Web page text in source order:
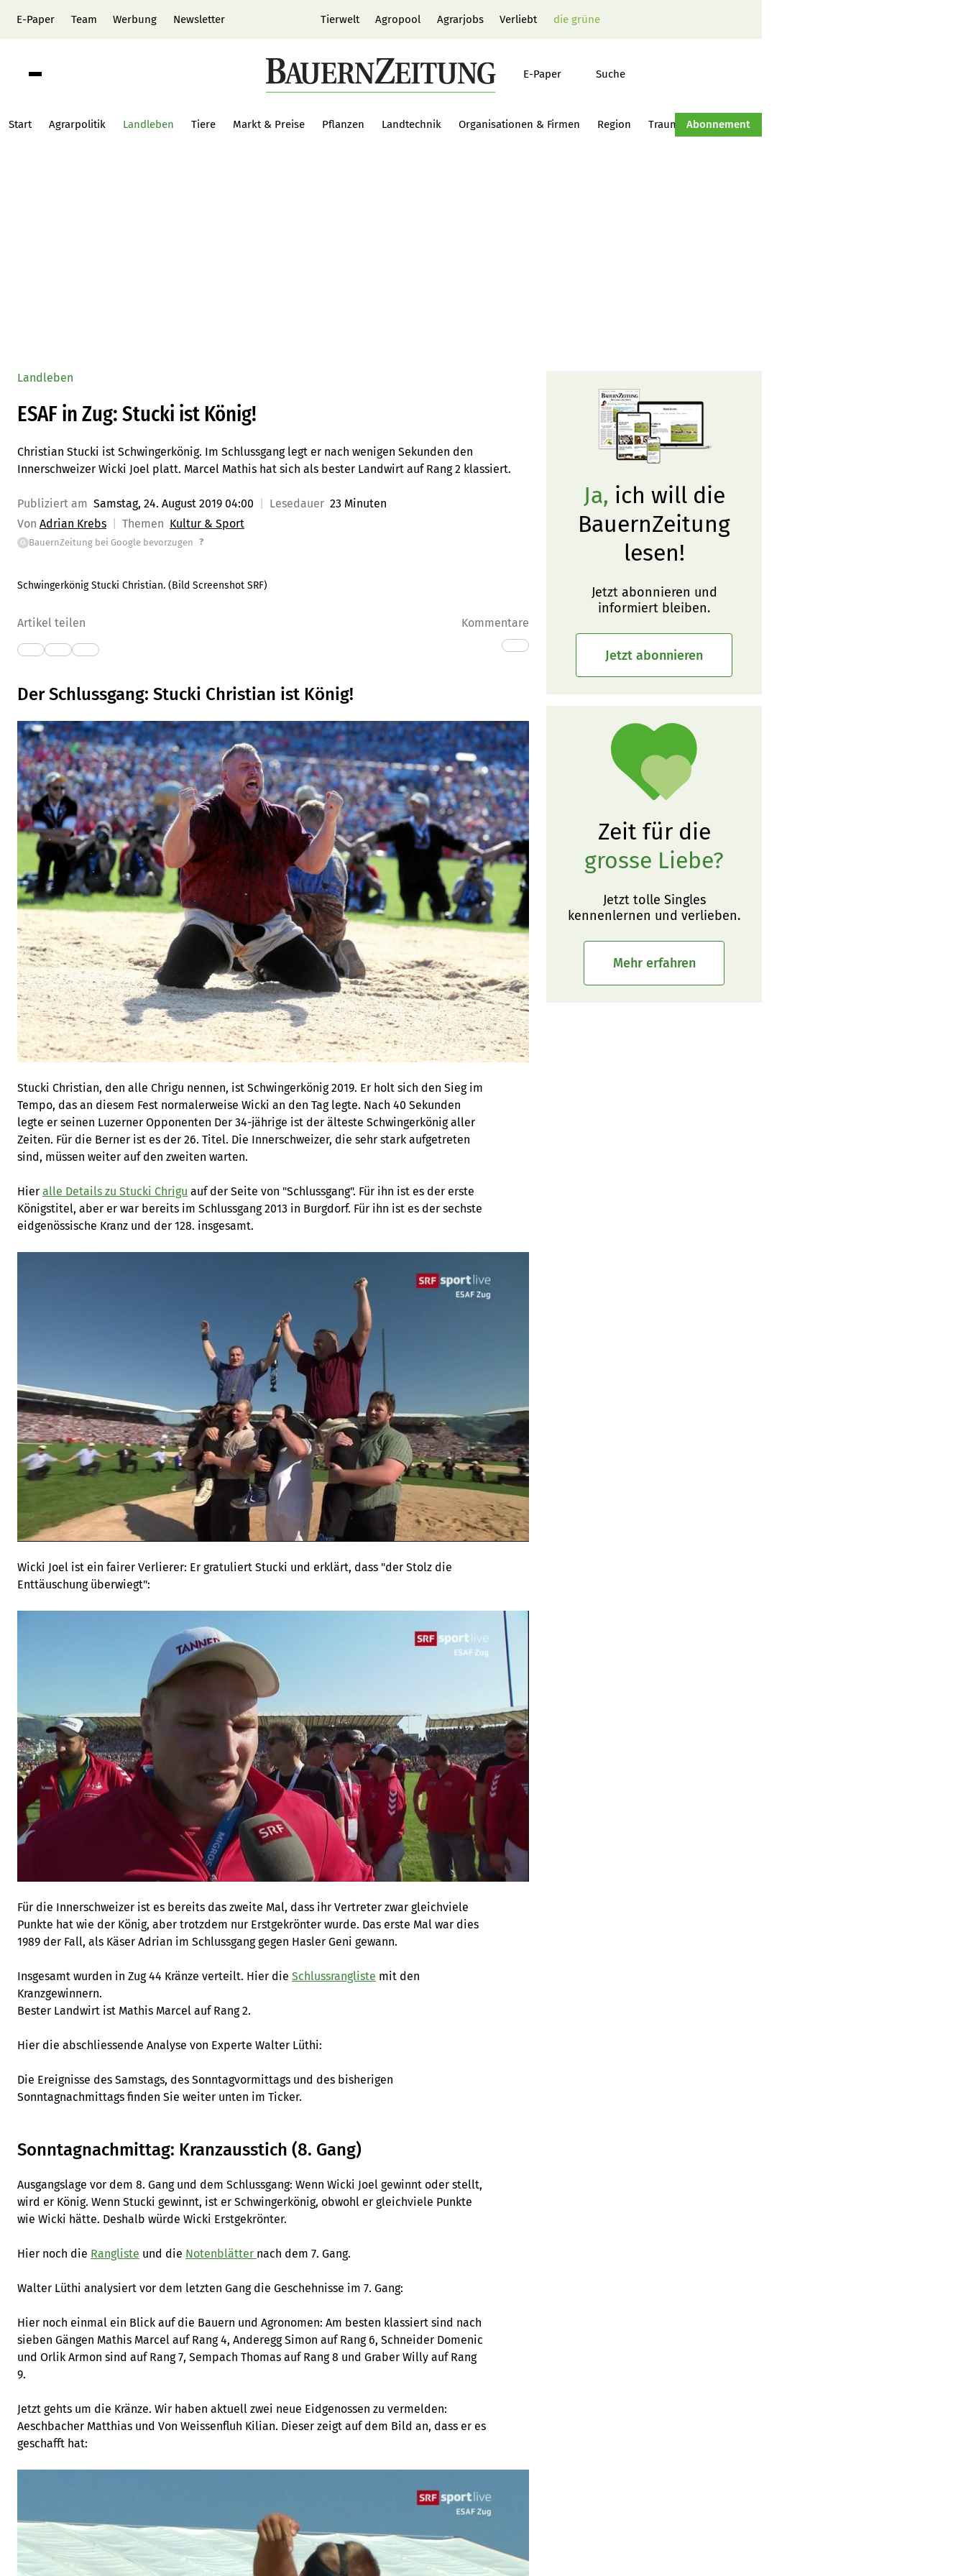
E-Paper Team Werbung Newsletter Tierwelt Agropool Agrarjobs Verliebt die grüne
E-Paper Suche
Start Agrarpolitik Landleben Tiere Markt & Preise Pflanzen Landtechnik Organisationen & Firmen Region Traumtraktor Hof-Management
Abonnement
Landleben
ESAF in Zug: Stucki ist König!
Christian Stucki ist Schwingerkönig. Im Schlussgang legt er nach wenigen Sekunden den
Innerschweizer Wicki Joel platt. Marcel Mathis hat sich als bester Landwirt auf Rang 2 klassiert.
Publiziert am Samstag, 24. August 2019 04:00 Lesedauer 23 Minuten
Von Adrian Krebs Themen Kultur & Sport
G BauernZeitung bei Google bevorzugen ?
Schwingerkönig Stucki Christian. (Bild Screenshot SRF)
Artikel teilen Kommentare
Der Schlussgang: Stucki Christian ist König!
Stucki Christian, den alle Chrigu nennen, ist Schwingerkönig 2019. Er holt sich den Sieg im
Tempo, das an diesem Fest normalerweise Wicki an den Tag legte. Nach 40 Sekunden
legte er seinen Luzerner Opponenten Der 34-jährige ist der älteste Schwingerkönig aller
Zeiten. Für die Berner ist es der 26. Titel. Die Innerschweizer, die sehr stark aufgetreten
sind, müssen weiter auf den zweiten warten.
Hier alle Details zu Stucki Chrigu auf der Seite von "Schlussgang". Für ihn ist es der erste
Königstitel, aber er war bereits im Schlussgang 2013 in Burgdorf. Für ihn ist es der sechste
eidgenössische Kranz und der 128. insgesamt.
Wicki Joel ist ein fairer Verlierer: Er gratuliert Stucki und erklärt, dass "der Stolz die
Enttäuschung überwiegt":
Für die Innerschweizer ist es bereits das zweite Mal, dass ihr Vertreter zwar gleichviele
Punkte hat wie der König, aber trotzdem nur Erstgekrönter wurde. Das erste Mal war dies
1989 der Fall, als Käser Adrian im Schlussgang gegen Hasler Geni gewann.
Insgesamt wurden in Zug 44 Kränze verteilt. Hier die Schlussrangliste mit den
Kranzgewinnern.
Bester Landwirt ist Mathis Marcel auf Rang 2.
Hier die abschliessende Analyse von Experte Walter Lüthi:
Die Ereignisse des Samstags, des Sonntagvormittags und des bisherigen
Sonntagnachmittags finden Sie weiter unten im Ticker.
Sonntagnachmittag: Kranzausstich (8. Gang)
Ausgangslage vor dem 8. Gang und dem Schlussgang: Wenn Wicki Joel gewinnt oder stellt,
wird er König. Wenn Stucki gewinnt, ist er Schwingerkönig, obwohl er gleichviele Punkte
wie Wicki hätte. Deshalb würde Wicki Erstgekrönter.
Hier noch die Rangliste und die Notenblätter nach dem 7. Gang.
Walter Lüthi analysiert vor dem letzten Gang die Geschehnisse im 7. Gang:
Hier noch einmal ein Blick auf die Bauern und Agronomen: Am besten klassiert sind nach
sieben Gängen Mathis Marcel auf Rang 4, Anderegg Simon auf Rang 6, Schneider Domenic
und Orlik Armon sind auf Rang 7, Sempach Thomas auf Rang 8 und Graber Willy auf Rang
9.
Jetzt gehts um die Kränze. Wir haben aktuell zwei neue Eidgenossen zu vermelden:
Aeschbacher Matthias und Von Weissenfluh Kilian. Dieser zeigt auf dem Bild an, dass er es
geschafft hat:
Ja, ich will die
BauernZeitung
lesen!
Jetzt abonnieren und
informiert bleiben.
Jetzt abonnieren
Zeit für die
grosse Liebe?
Jetzt tolle Singles
kennenlernen und verlieben.
Mehr erfahren